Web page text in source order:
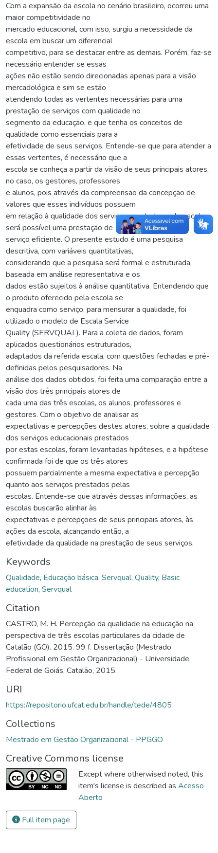
Com a expansão da escola no cenário brasileiro, ocorreu uma
maior competitividade no
mercado educacional, com isso, surgiu a necessidade da
escola em buscar um diferencial
competitivo, para se destacar entre as demais. Porém, faz-se
necessário entender se essas
ações não estão sendo direcionadas apenas para a visão
mercadológica e sim se estão
atendendo todas as vertentes necessárias para uma
prestação de serviços com qualidade no
segmento da educação, e que tenha os conceitos de
qualidade como essenciais para a
efetividade de seus serviços. Entende-se que para atender a
essas vertentes, é necessário que a
escola se conheça a partir da visão de seus principais atores,
no caso, os gestores, professores
e alunos, pois através da compreensão da concepção de
valores que esses indivíduos possuem
em relação à qualidade dos serviços prestados pela escola,
será possível uma prestação de
serviço eficiente. O presente estudo é uma pesquisa
descritiva, com variáveis quantitativas,
considerando que a pesquisa será formal e estruturada,
baseada em análise representativa e os
dados estão sujeitos à análise quantitativa. Entendendo que
o produto oferecido pela escola se
enquadra como serviço, para mensurar a qualidade, foi
utilizado o modelo de Escala Service
Quality (SERVQUAL). Para a coleta de dados, foram
aplicados questionários estruturados,
adaptados da referida escala, com questões fechadas e pré-
definidas pelos pesquisadores. Na
análise dos dados obtidos, foi feita uma comparação entre a
visão dos três principais atores de
cada uma das três escolas, os alunos, professores e
gestores. Com o objetivo de analisar as
expectativas e percepções destes atores, sobre a qualidade
dos serviços educacionais prestados
por estas escolas, foram levantadas hipóteses, e a hipótese
confirmada foi de que os três atores
possuem parcialmente a mesma expectativa e percepção
quanto aos serviços prestados pelas
escolas. Entende-se que através dessas informações, as
escolas buscarão alinhar às
expectativas e percepções de seus principais atores, às
ações da escola, alcançando então, a
efetividade da qualidade na prestação de seus serviços.
Keywords
Qualidade, Educação básica, Servqual, Quality, Basic
education, Servqual
Citation
CASTRO, M. H. Percepção da qualidade na educação na
perspectiva de três escolas particulares da cidade de
Catalão (GO). 2015. 99 f. Dissertação (Mestrado
Profissional em Gestão Organizacional) - Universidade
Federal de Goiás, Catalão, 2015.
URI
https://repositorio.ufcat.edu.br/handle/tede/4805
Collections
Mestrado em Gestão Organizacional - PPGGO
Creative Commons license
Except where otherwised noted, this
item's license is described as Acesso
Aberto
Full item page